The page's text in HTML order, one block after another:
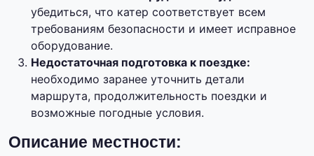
убедиться, что катер соответствует всем
требованиям безопасности и имеет исправное
оборудование.
Недостаточная подготовка к поездке:
необходимо заранее уточнить детали
маршрута, продолжительность поездки и
возможные погодные условия.
Описание местности: